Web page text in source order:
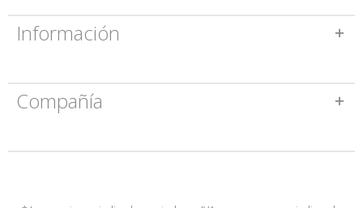
Información
Compañía